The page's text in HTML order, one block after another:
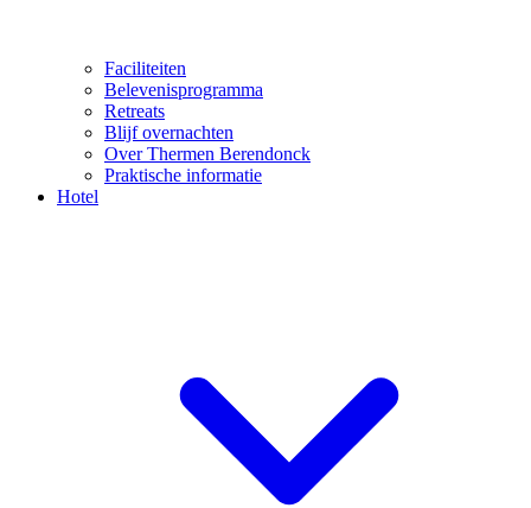
Faciliteiten
Belevenisprogramma
Retreats
Blijf overnachten
Over Thermen Berendonck
Praktische informatie
Hotel